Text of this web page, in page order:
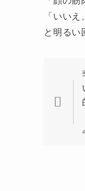
「いい
と明るい